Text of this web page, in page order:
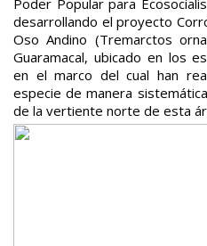
desarrollando el proyecto
Oso Andino (Tremarctos
Guaramacal, ubicado en los
en el marco del cual han
especie de manera
de la vertiente norte de esta